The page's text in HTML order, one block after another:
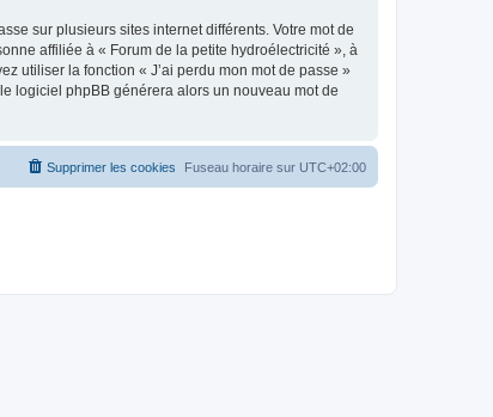
sur plusieurs sites internet différents. Votre mot de
affiliée à « Forum de la petite hydroélectricité », à
utiliser la fonction « J’ai perdu mon mot de passe »
logiciel phpBB générera alors un nouveau mot de
Fuseau horaire sur UTC+02:00
Supprimer les cookies